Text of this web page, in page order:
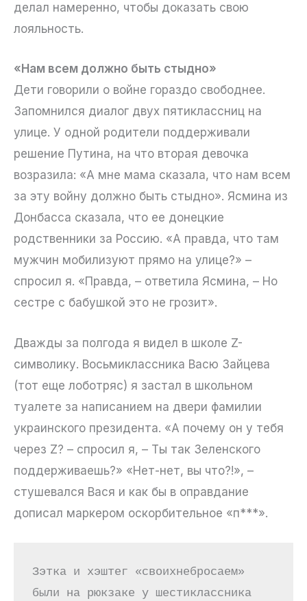
делал намеренно, чтобы доказать свою
лояльность.
«Нам всем должно быть стыдно»
Дети говорили о войне гораздо свободнее.
Запомнился диалог двух пятиклассниц на
улице. У одной родители поддерживали
решение Путина, на что вторая девочка
возразила: «А мне мама сказала, что нам всем
за эту войну должно быть стыдно». Ясмина из
Донбасса сказала, что ее донецкие
родственники за Россию. «А правда, что там
мужчин мобилизуют прямо на улице?» –
спросил я. «Правда, – ответила Ясмина, – Но
сестре с бабушкой это не грозит».
Дважды за полгода я видел в школе Z-
символику. Восьмиклассника Васю Зайцева
(тот еще лоботряс) я застал в школьном
туалете за написанием на двери фамилии
украинского президента. «А почему он у тебя
через Z? – спросил я, – Ты так Зеленского
поддерживаешь?» «Нет-нет, вы что?!», –
стушевался Вася и как бы в оправдание
дописал маркером оскорбительное «п***».
Зэтка и хэштег «своихнебросаем»
были на рюкзаке у шестиклассника